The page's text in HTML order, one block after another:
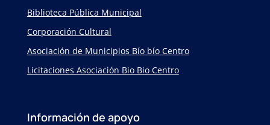
Biblioteca Pública Municipal
Corporación Cultural
Asociación de Municipios Bío bío Centro
Licitaciones Asociación Bio Bio Centro
Información de apoyo